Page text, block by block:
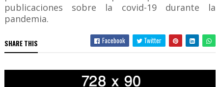
publicaciones sobre la covid-19 durante la
pandemia.
SHARE THIS Facebook Twitter